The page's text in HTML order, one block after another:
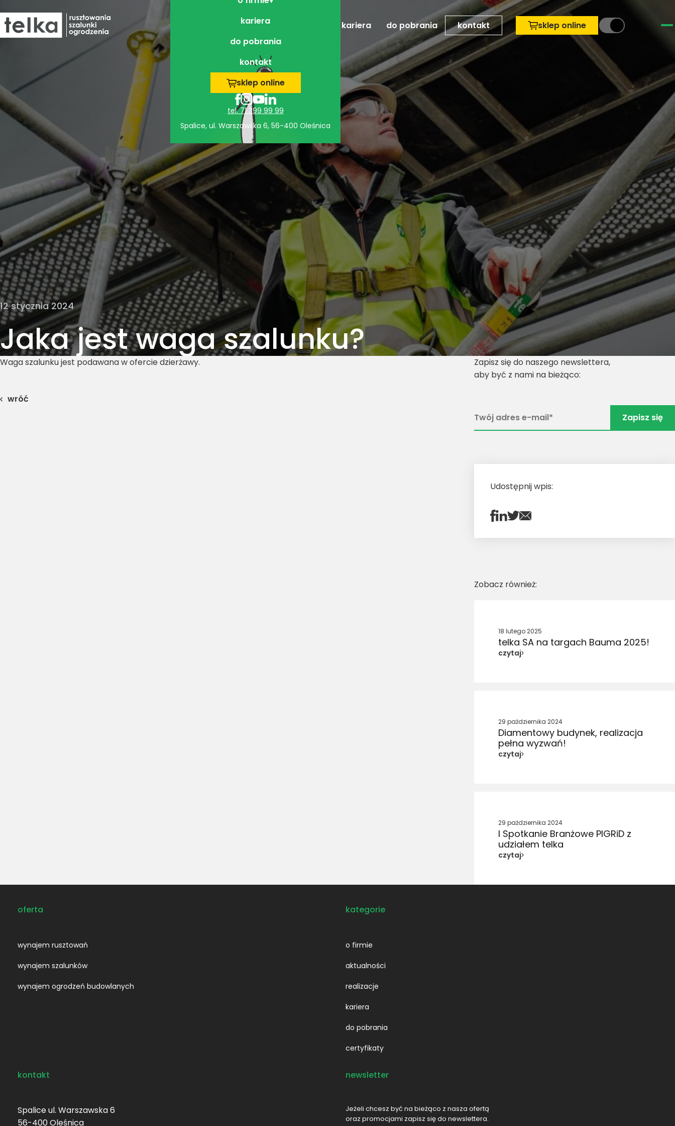
realizacje kariera do pobrania kontakt sklep online
kariera
do pobrania
kontakt
sklep online
tel. 71 399 99 99
Spalice, ul. Warszawska 6, 56-400 Oleśnica
12 stycznia 2024
Jaka jest waga szalunku?
Waga szalunku jest podawana w ofercie dzierżawy.
wróć
Zapisz się do naszego newslettera,
aby być z nami na bieżąco:
Udostępnij wpis:
Zobacz również:
18 lutego 2025
telka SA na targach Bauma 2025!
czytaj
29 października 2024
Diamentowy budynek, realizacja
pełna wyzwań!
czytaj
29 października 2024
I Spotkanie Branżowe PIGRiD z
udziałem telka
czytaj
oferta
wynajem rusztowań
wynajem szalunków
wynajem ogrodzeń budowlanych
kategorie
o firmie
aktualności
realizacje
kariera
do pobrania
certyfikaty
kontakt
Spalice ul. Warszawska 6
56-400 Oleśnica
newsletter
Jeżeli chcesz być na bieżąco z nasza ofertą
oraz promocjami zapisz się do newslettera.